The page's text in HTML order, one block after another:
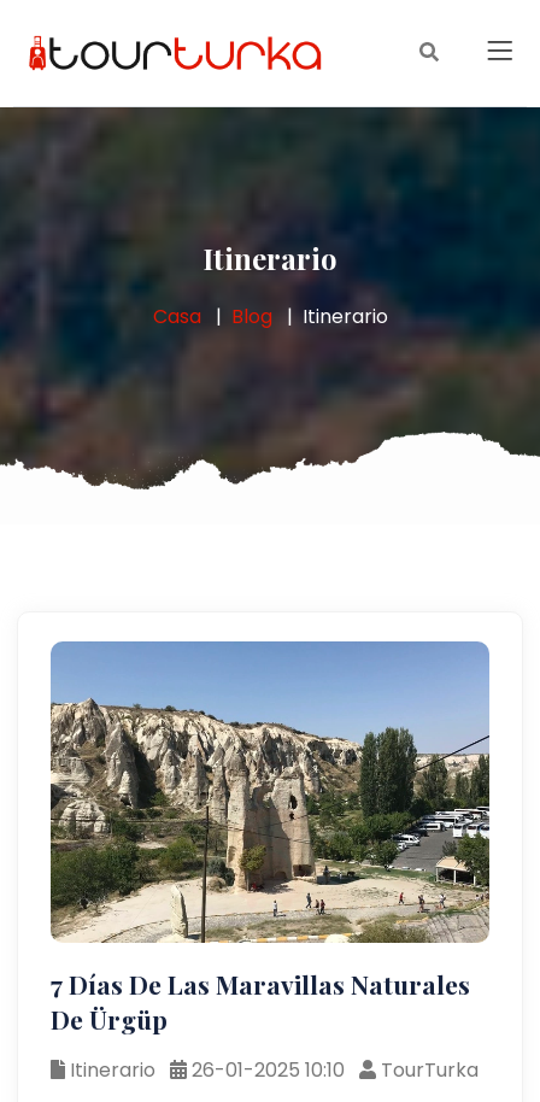
Itinerario
Casa Blog Itinerario
7 Días De Las Maravillas Naturales
De Ürgüp
Itinerario 26-01-2025 10:10
TourTurka